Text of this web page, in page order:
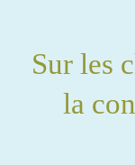
Sur les
la co